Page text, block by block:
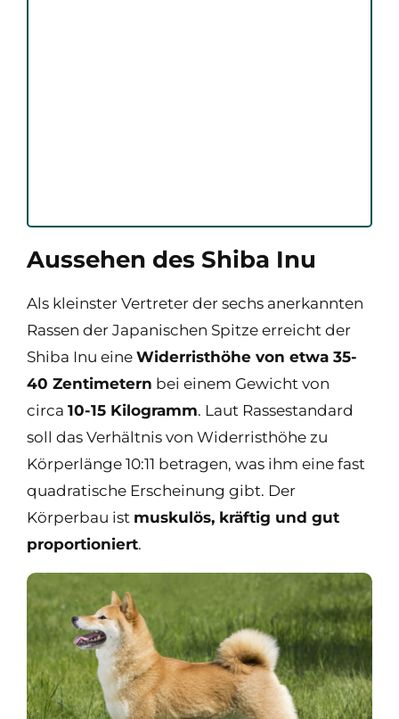
Aussehen des Shiba Inu
Als kleinster Vertreter der sechs anerkannten
Rassen der Japanischen Spitze erreicht der
Shiba Inu eine Widerristhöhe von etwa 35-
40 Zentimetern bei einem Gewicht von
circa 10-15 Kilogramm. Laut Rassestandard
soll das Verhältnis von Widerristhöhe zu
Körperlänge 10:11 betragen, was ihm eine fast
quadratische Erscheinung gibt. Der
Körperbau ist muskulös, kräftig und gut
proportioniert.